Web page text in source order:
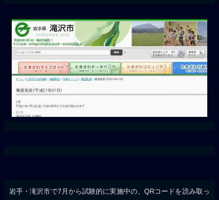
岩手・滝沢市で7月から試験的に実施中の、QRコードを読み取っ